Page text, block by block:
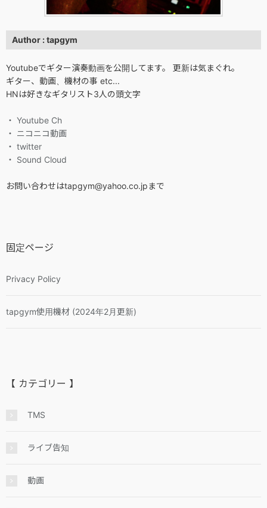
Author : tapgym
Youtubeでギター演奏動画を公開してます。 更新は気まぐれ。
ギター、動画、機材の事 etc...
HNは好きなギタリスト3人の頭文字
・ Youtube Ch
・ ニコニコ動画
・ twitter
・ Sound Cloud
お問い合わせはtapgym@yahoo.co.jpまで
固定ページ
Privacy Policy
tapgym使用機材 (2024年2月更新)
【 カテゴリー 】
TMS
ライブ告知
動画